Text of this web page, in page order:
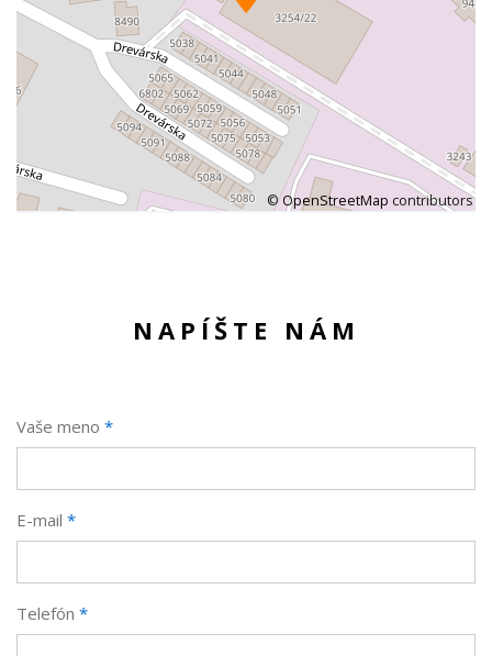
©OpenStreetMap contributors
NAPÍŠTE NÁM
Vaše meno *
E-mail *
Telefón *